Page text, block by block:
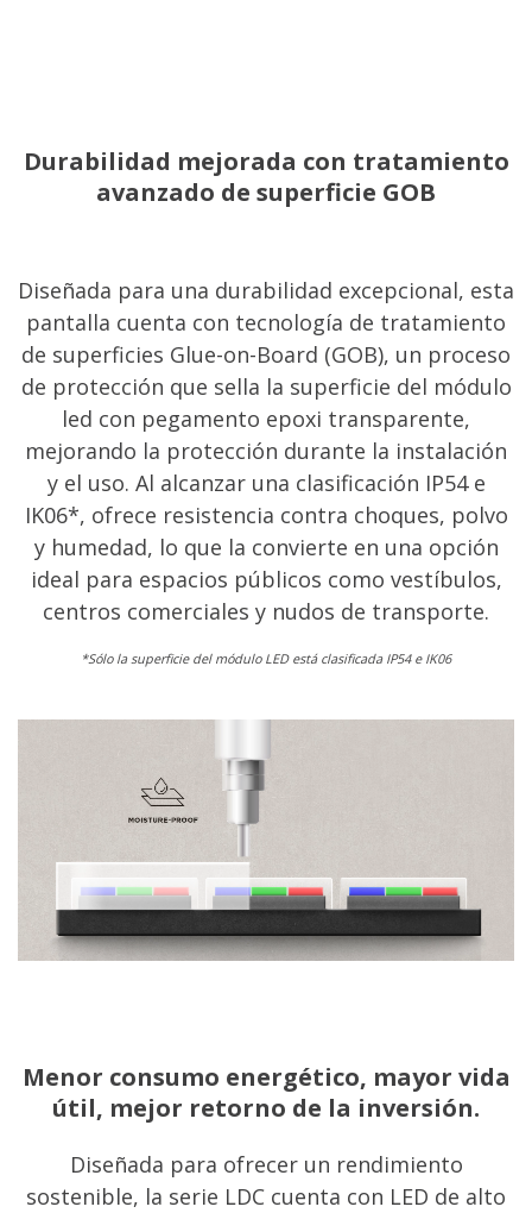
Durabilidad mejorada con tratamiento
avanzado de superficie GOB
Diseñada para una durabilidad excepcional, esta
pantalla cuenta con tecnología de tratamiento
de superficies Glue-on-Board (GOB), un proceso
de protección que sella la superficie del módulo
led con pegamento epoxi transparente,
mejorando la protección durante la instalación
y el uso. Al alcanzar una clasificación IP54 e
IK06*, ofrece resistencia contra choques, polvo
y humedad, lo que la convierte en una opción
ideal para espacios públicos como vestíbulos,
centros comerciales y nudos de transporte.
*Sólo la superficie del módulo LED está clasificada IP54 e IK06
Menor consumo energético, mayor vida
útil, mejor retorno de la inversión.
Diseñada para ofrecer un rendimiento
sostenible, la serie LDC cuenta con LED de alto